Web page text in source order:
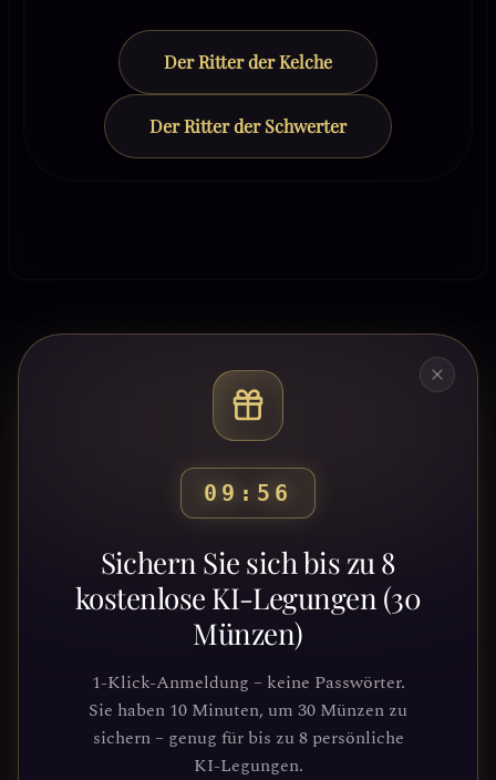
Der Ritter der Kelche
Der Ritter der Schwerter
09:53
Sichern Sie sich bis zu 8
kostenlose KI-Legungen (30
Münzen)
1-Klick-Anmeldung – keine Passwörter.
Sie haben 10 Minuten, um 30 Münzen zu
sichern – genug für bis zu 8 persönliche
KI-Legungen.
Bereit, deinen Weg zu
entdecken?
Schließe dich Tausenden von
Suchenden an, die Klarheit und
Führung durch unsere Plattform
gefunden haben. Deine kosmische Reise
wartet.